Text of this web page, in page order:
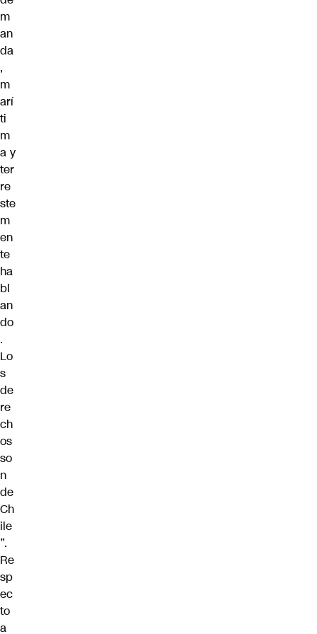
m
an
da
,
m
arí
ti
m
a y
ter
re
ste
m
en
te
ha
bl
an
do
.
Lo
s
de
re
ch
os
so
n
de
Ch
ile
”.
Re
sp
ec
to
a